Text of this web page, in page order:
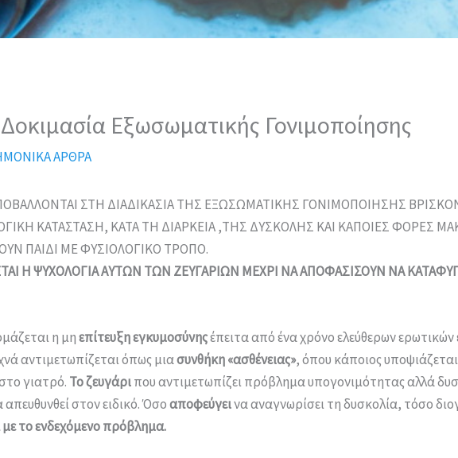
Εξωσωματικής Γονιμοποίησης
ΑΡΘΡΑ
ΣΤΗ ΔΙΑΔΙΚΑΣΙΑ ΤΗΣ ΕΞΩΣΩΜΑΤΙΚΗΣ ΓΟΝΙΜΟΠΟΙΗΣΗΣ
ΚΑΤΑΣΤΑΣΗ, ΚΑΤΑ ΤΗ ΔΙΑΡΚΕΙΑ ,ΤΗΣ ΔΥΣΚΟΛΗΣ ΚΑΙ ΚΑΠΟΙΕΣ ΦΟΡΕΣ
ΠΑΙΔΙ ΜΕ ΦΥΣΙΟΛΟΓΙΚΟ ΤΡΟΠΟ.
Η ΨΥΧΟΛΟΓΙΑ ΑΥΤΩΝ ΤΩΝ ΖΕΥΓΑΡΙΩΝ ΜΕΧΡΙ ΝΑ ΑΠΟΦΑΣΙΣΟΥΝ ΝΑ
η μηεπίτευξη εγκυμοσύνηςέπειτα από ένα χρόνο ελεύθερων
αντιμετωπίζεται όπως μιασυνθήκη «ασθένειας», όπου κάποιος
γιατρό. Το ζευγάριπου αντιμετωπίζει πρόβλημα υπογονιμότητας αλλά
στον ειδικό. Όσοαποφεύγεινα αναγνωρίσει τη δυσκολία, τόσο
το ενδεχόμενο πρόβλημα.